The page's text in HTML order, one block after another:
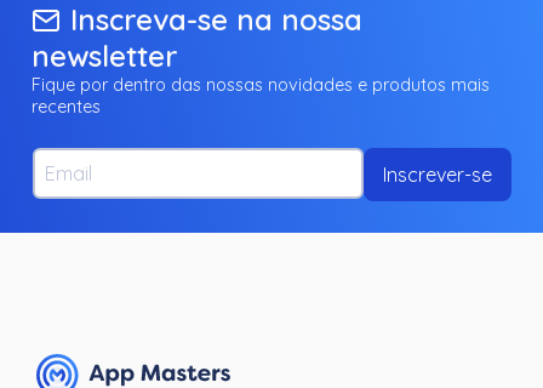
Inscreva-se na nossa
newsletter
Fique por dentro das nossas novidades e produtos mais
recentes
Email
Inscrever-se